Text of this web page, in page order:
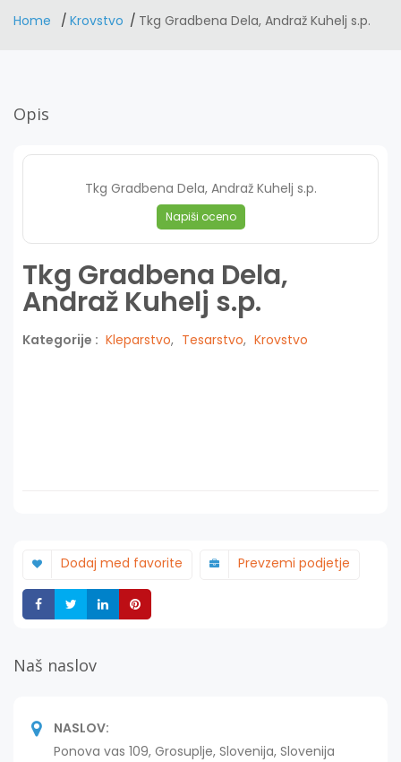
Home Krovstvo Tkg Gradbena Dela, Andraž Kuhelj s.p.
Opis
Tkg Gradbena Dela, Andraž Kuhelj s.p.
Napiši oceno
Tkg Gradbena Dela,
Andraž Kuhelj s.p.
Kategorije : Kleparstvo, Tesarstvo, Krovstvo
Dodaj med favorite Prevzemi podjetje
Deli Deli Deli
Naš naslov
NASLOV:
Ponova vas 109, Grosuplje, Slovenija, Slovenija